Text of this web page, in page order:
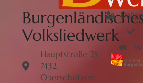
Volksliedwerk
Hauptstraße 25
7432
Oberschützen